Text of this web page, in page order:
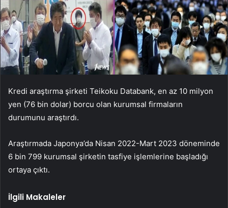
Kredi araştırma şirketi Teikoku Databank, en az 10 milyon
yen (76 bin dolar) borcu olan kurumsal firmaların
durumunu araştırdı.
Araştırmada Japonya’da Nisan 2022-Mart 2023 döneminde
6 bin 799 kurumsal şirketin tasfiye işlemlerine başladığı
ortaya çıktı.
İlgili Makaleler